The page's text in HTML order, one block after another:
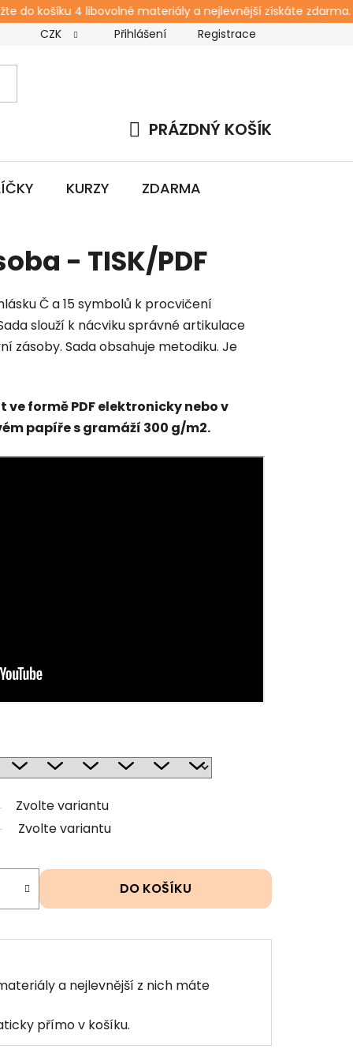
do košíku 4 libovolné materiály a nejlevnější získáte zdarma.
Kontakt Blog Workshopy pro rodiče
CZK Přihlášení Registrace
KOŠÍK
PRÁZDNÝ KOŠÍK
KURZY ZDARMA
- TISK/PDF
Č a 15 symbolů k procvičení
slouží k nácviku správné artikulace
zásoby. Sada obsahuje metodiku. Je
formě PDF elektronicky nebo v
papíře s gramáží 300 g/m2.
Zvolte variantu
Zvolte variantu
DO KOŠÍKU
a nejlevnější z nich máte
přímo v košíku.